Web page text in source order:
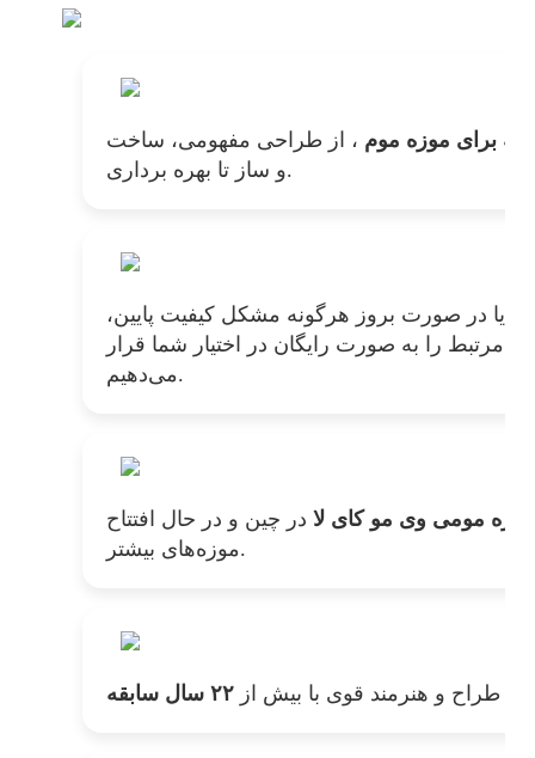
برای موزه موم ، از طراحی مفهومی، ساخت
و ساز تا بهره برداری.
یا در صورت بروز هرگونه مشکل کیفیت پایین،
مرتبط را به صورت رایگان در اختیار شما قرار
می‌دهیم.
در چین و در حال افتتاح
موزه‌های بیشتر.
تیم طراح و هنرمند قوی با بیش از۲۲ سال سابقه